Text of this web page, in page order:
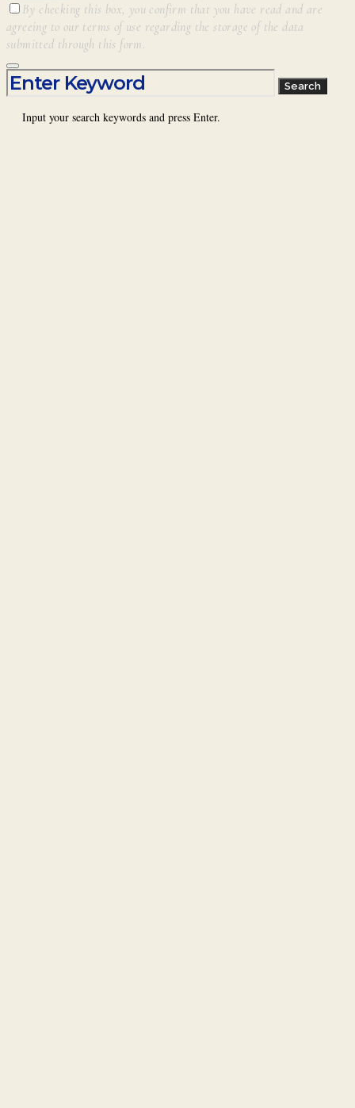
By checking this box, you confirm that you have read and are
agreeing to our terms of use regarding the storage of the data
submitted through this form.
Search for:
Search
Input your search keywords and press Enter.